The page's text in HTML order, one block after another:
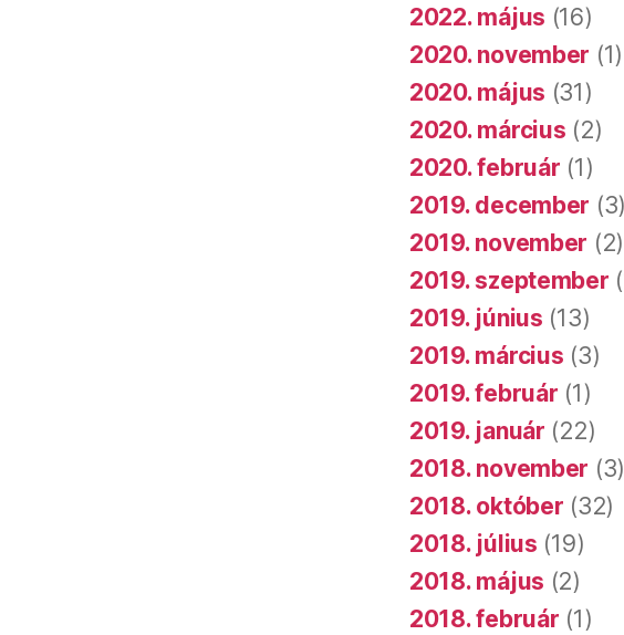
2022. május (16)
2020. november (1)
2020. május (31)
2020. március (2)
2020. február (1)
2019. december (3)
2019. november (2)
2019. szeptember
2019. június (13)
2019. március (3)
2019. február (1)
2019. január (22)
2018. november (3)
2018. október (32)
2018. július (19)
2018. május (2)
2018. február (1)